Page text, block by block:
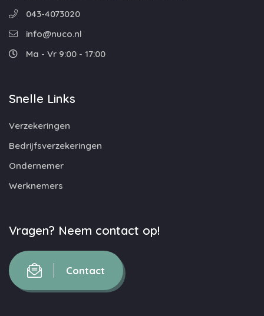
043-4073020
info@nuco.nl
Ma - Vr 9:00 - 17:00
Snelle Links
Verzekeringen
Bedrijfsverzekeringen
Ondernemer
Werknemers
Vragen? Neem contact op!
Contact